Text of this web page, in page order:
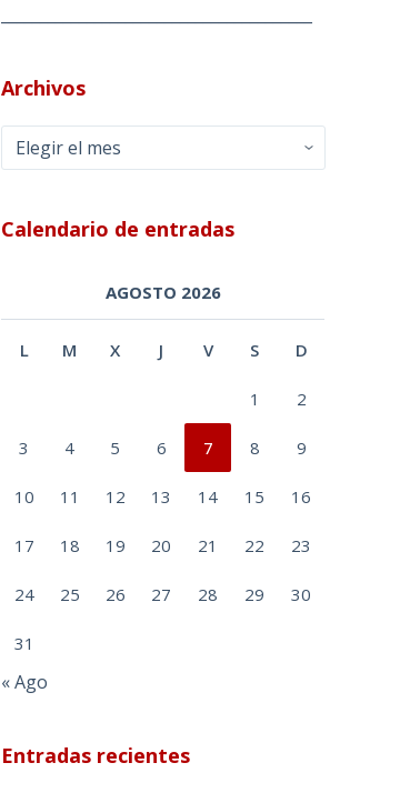
Archivos
Archivos
Calendario de entradas
AGOSTO 2026
L M X J V S D
1 2
3 4 5 6 7 8 9
10 11 12 13 14 15 16
17 18 19 20 21 22 23
24 25 26 27 28 29 30
31
« Ago
Entradas recientes